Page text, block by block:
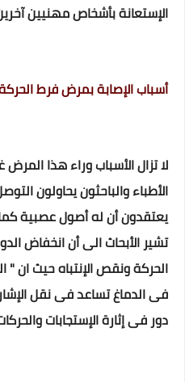
الإستعانة بأشخاص مهنيين
أسباب الإصابة بمرض فرط
لا تزال الأسباب وراء هذا
الأطباء والباحثون يحاولون
يعتقدون أن له أصول عصبية كما
تشير الأبحاث الى أن انخفاض
الحركة ونقص الإنتباه حيث ان "
فى الدماغ تساعد فى نقل
دور فى إثارة الإستجابات